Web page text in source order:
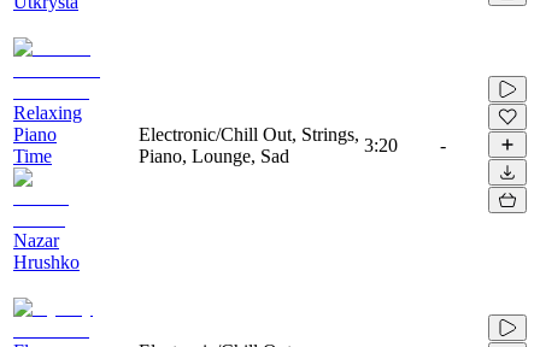
Relaxing
Piano
Time
Nazar
Hrushko
Electronic/Chill Out, Strings,
Piano, Lounge, Sad
3:20 -